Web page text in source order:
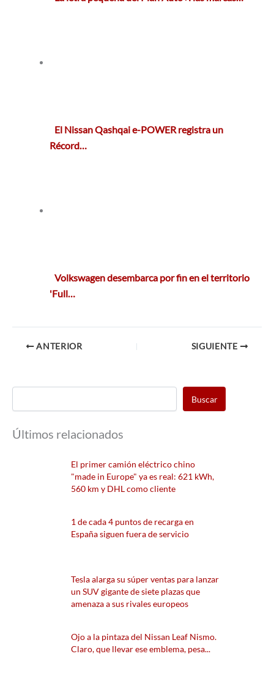
El Nissan Qashqai e-POWER registra un
Récord…
Volkswagen desembarca por fin en el territorio
'Full…
ANTERIOR SIGUIENTE
Buscar
Últimos relacionados
El primer camión eléctrico chino
"made in Europe" ya es real: 621 kWh,
560 km y DHL como cliente
1 de cada 4 puntos de recarga en
España siguen fuera de servicio
Tesla alarga su súper ventas para lanzar
un SUV gigante de siete plazas que
amenaza a sus rivales europeos
Ojo a la pintaza del Nissan Leaf Nismo.
Claro, que llevar ese emblema, pesa...